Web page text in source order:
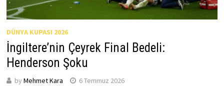
DÜNYA KUPASI 2026
İngiltere’nin Çeyrek Final Bedeli:
Henderson Şoku
by Mehmet Kara 6 Temmuz 2026